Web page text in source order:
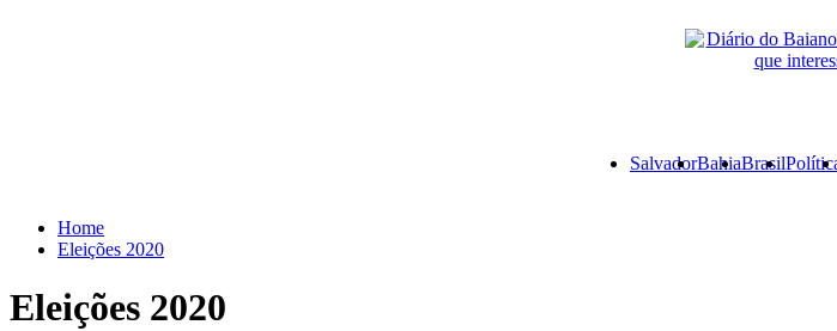
PrimarySalvadorBahiaBrasil
Home
Eleições 2020
Eleições 2020